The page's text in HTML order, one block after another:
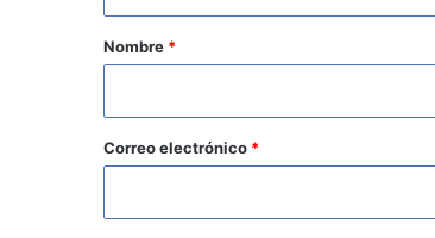
r
o
*
Nombre *
Correo electrónico *